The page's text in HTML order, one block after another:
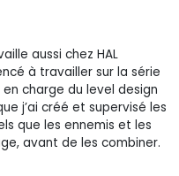
aussi chez HAL
à travailler sur la série
en charge du level design
j’ai créé et supervisé les
que les ennemis et les
avant de les combiner.